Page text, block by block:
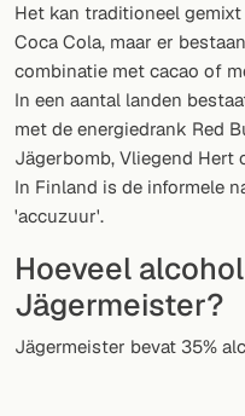
BAR
Alle dranken
Tools
Cocktail glazen
Cocktail boeken
Cocktail bar
Eenheden
Het kan traditioneel
Coca Cola, maar er
combinatie met cacao of
In een aantal landen
met de energiedrank Red
Jägerbomb, Vliegend Hert
In Finland is de informele
'accuzuur'.
Hoeveel
Jägermeister?
Jägermeister bevat 35%